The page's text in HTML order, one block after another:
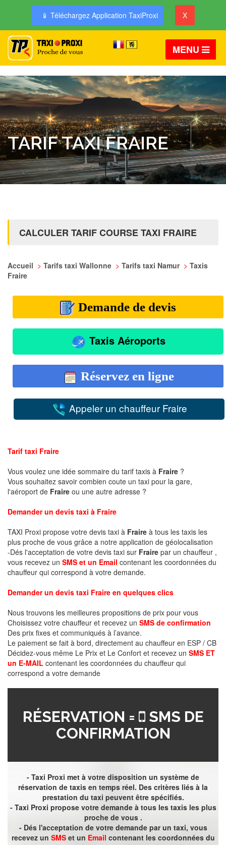
📱 Téléchargez Application TaxiProxi X
MENU
TARIF TAXI FRAIRE
CALCULER TARIF COURSE TAXI FRAIRE
Accueil > Tarifs taxi Wallonne > Tarifs taxi Namur > Taxis
Fraire
Demande de devis
Taxis Aéroports
Réservez en ligne
Appeler un chauffeur Fraire
Tarif taxi Fraire
Vous voulez une idée sommaire du tarif taxis à Fraire ?
Vous souhaitez savoir combien coute un taxi pour la gare,
l'aéroport de Fraire ou une autre adresse ?
Demander un devis taxi à Fraire
TAXI Proxi propose votre devis taxi à Fraire à tous les taxis les
plus proche de vous grâce a notre application de géolocalisation
-Dés l'acceptation de votre devis taxi sur Fraire par un chauffeur ,
vous recevez un SMS et un Email contenant les coordonnées du
chauffeur qui correspond à votre demande.
Demander un devis taxi Fraire en quelques clics
Nous trouvons les meilleures propositions de prix pour vous
Choisissez votre chauffeur et recevez un SMS de confirmation
Des prix fixes et communiqués à l’avance.
Le paiement se fait à bord, directement au chauffeur en ESP / CB
Décidez-vous même Le Prix et Le Confort et recevez un SMS ET
un E-MAIL contenant les coordonnées du chauffeur qui
correspond a votre demande
RÉSERVATION =
SMS DE
CONFIRMATION
- Taxi Proxi met à votre disposition un système de
réservation de taxis en temps réel. Des critères liés à la
prestation du taxi peuvent être spécifiés.
- Taxi Proxi propose votre demande à tous les taxis les plus
proche de vous .
- Dés l'acceptation de votre demande par un taxi, vous
recevez un SMSet un Email contenant les coordonnées du